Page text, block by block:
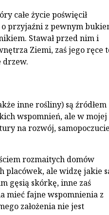
całe życie poświęcił
przyjaźni z pewnym
Stawał przed nim i
Ziemi, zaś jego ręce
drzew.
inne rośliny) są źródłem
wspomnień, ale w mojej
na rozwój, samopoczucie
rozmaitych domów
placówek, ale widzę jakie
gęsią skórkę, inne zaś
mieć fajne wspomnienia z
założenia nie jest